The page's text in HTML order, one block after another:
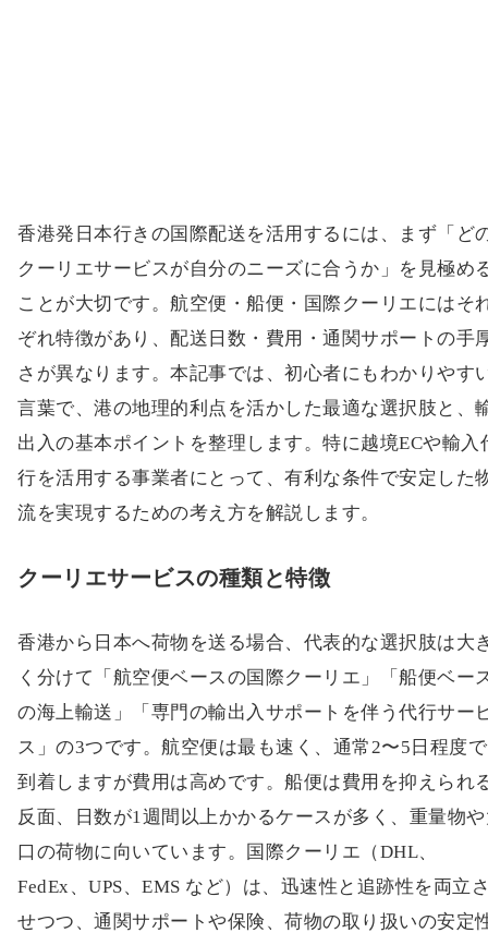
香港発日本行きの国際配送を活用するには、まず「ど
クーリエサービスが自分のニーズに合うか」を見極め
ことが大切です。航空便・船便・国際クーリエにはそ
ぞれ特徴があり、配送日数・費用・通関サポートの手
さが異なります。本記事では、初心者にもわかりやす
言葉で、港の地理的利点を活かした最適な選択肢と、
出入の基本ポイントを整理します。特に越境ECや輸入
行を活用する事業者にとって、有利な条件で安定した
流を実現するための考え方を解説します。
クーリエサービスの種類と特徴
香港から日本へ荷物を送る場合、代表的な選択肢は大
く分けて「航空便ベースの国際クーリエ」「船便ベー
の海上輸送」「専門の輸出入サポートを伴う代行サー
ス」の3つです。航空便は最も速く、通常2〜5日程度で
到着しますが費用は高めです。船便は費用を抑えられ
反面、日数が1週間以上かかるケースが多く、重量物
口の荷物に向いています。国際クーリエ（DHL、
FedEx、UPS、EMS など）は、迅速性と追跡性を両立
せつつ、通関サポートや保険、荷物の取り扱いの安定